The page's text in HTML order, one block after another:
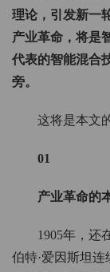
理论，引发新一
产业革命，将是
代表的智能混合
旁。
这将是本文
01
产业革命的
1905年，还
伯特·爱因斯坦